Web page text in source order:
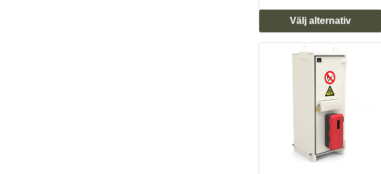
Välj alternativ